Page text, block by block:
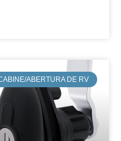
ABERTURA DE RV